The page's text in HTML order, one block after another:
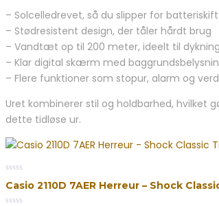
2.799,00 kr..
2.249,00 kr..
– Solcelledrevet, så du slipper for batteriskift
– Stødresistent design, der tåler hårdt brug
– Vandtæt op til 200 meter, ideelt til dykning
– Klar digital skærm med
– Flere funktioner som stopur, alarm og
Uret kombinerer stil og holdbarhed, hvilket
dette tidløse ur.
out
5
Casio 2110D 7AER Herreur – Shock